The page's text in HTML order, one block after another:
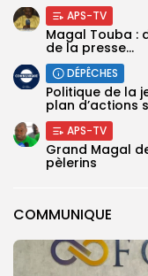
COMMUNIQUE
APS-TV
Magal Touba :
de la presse...
DÉPÊCHES
Politique de la
plan d’actions
APS-TV
Grand Magal
pèlerins